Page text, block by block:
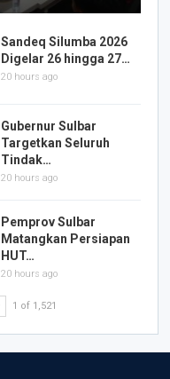
Sandeq Silumba 2026
Digelar 26 hingga 27…
20 hours ago
Gubernur Sulbar
Targetkan Seluruh
Tindak…
20 hours ago
Pemprov Sulbar
Matangkan Persiapan
HUT…
20 hours ago
1 of 1,521